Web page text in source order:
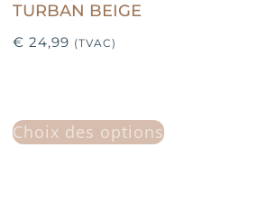
TURBAN BEIGE
€ 24,99 (TVAC)
Choix des options